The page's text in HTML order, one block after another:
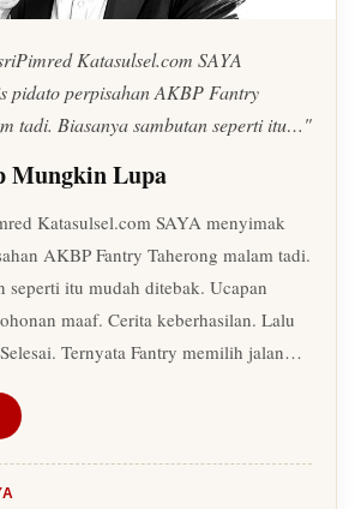
Katasulsel.com SAYA
pidato perpisahan AKBP Fantry
tadi. Biasanya sambutan seperti itu…"
Mungkin Lupa
Katasulsel.com SAYA menyimak
AKBP Fantry Taherong malam tadi.
seperti itu mudah ditebak. Ucapan
maaf. Cerita keberhasilan. Lalu
Ternyata Fantry memilih jalan…